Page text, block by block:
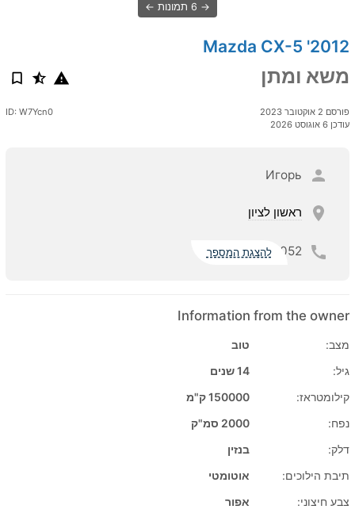
6 תמונות
2012' Mazda CX-5
משא ומתן
פורסם 2 אוקטובר 2023
עודכן 6 אוגוסט 2026
ID: W7Ycn0
Игорь
ראשון לציון
052 להצגת המספר
Information from the owner
מצב:
טוב
גיל:
14 שנים
קילומטראז:
150000 ק"מ
נפח:
2000 סמ"ק
דלק:
בנזין
תיבת הילוכים:
אוטומטי
צבע חיצוני:
אפור